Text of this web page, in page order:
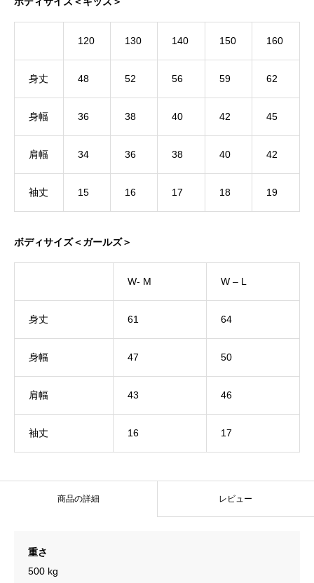
120 130 140 150 160
身丈 48 52 56 59 62
身幅 36 38 40 42 45
肩幅 34 36 38 40 42
袖丈 15 16 17 18 19
ボディサイズ＜ガールズ＞
W- M W – L
身丈 61 64
身幅 47 50
肩幅 43 46
袖丈 16 17
商品の詳細 レビュー
重さ
500 kg